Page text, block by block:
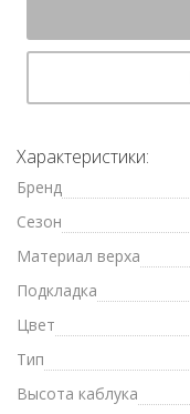
Характеристики:
Бренд
Сезон
Материал верха
Подкладка
Цвет
Тип
Высота каблука